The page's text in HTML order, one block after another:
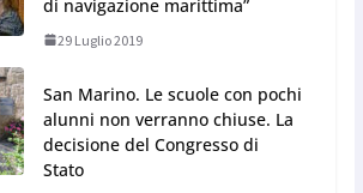
di navigazione marittima”
29 Luglio 2019
San Marino. Le scuole con pochi
alunni non verranno chiuse. La
decisione del Congresso di
Stato